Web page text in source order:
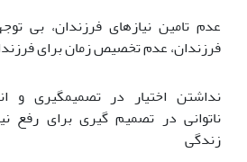
عدم تامین نیازهای فرزندان، بی
فرزندان، عدم تخصیص زمان برای
نداشتن اختیار در تصمیم­گیری و
ناتوانی در تصمیم گیری برای رفع
زندگی